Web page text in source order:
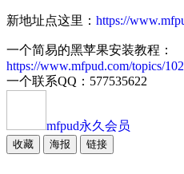
新地址点这里： https://
一个简易的黑苹果安装教程：
https://www.mfpud.com/topics/
一个联系QQ：577535622
mfpud永久会员
收藏 海报 链接